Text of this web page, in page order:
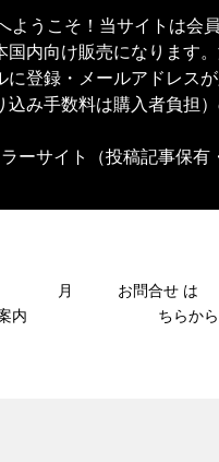
うこそ！当サイトは会
内向け販売になります
登録・メールアドレス
み手数料は購入者負担
ーサイト（投稿記事保有
」 月
内
お問合
ちらか